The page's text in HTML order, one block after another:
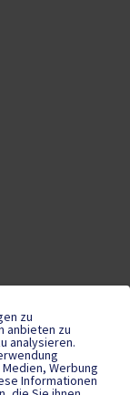
zu
anbieten zu
analysieren.
Werbung
Informationen